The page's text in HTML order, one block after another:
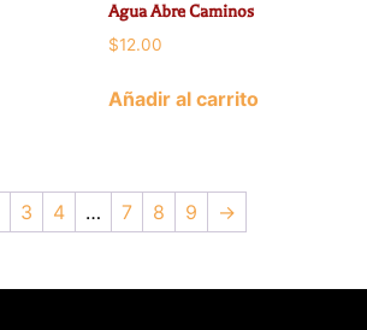
Agua Abre Caminos
$12.00
Añadir al carrito
3 4 … 7 8 9 →